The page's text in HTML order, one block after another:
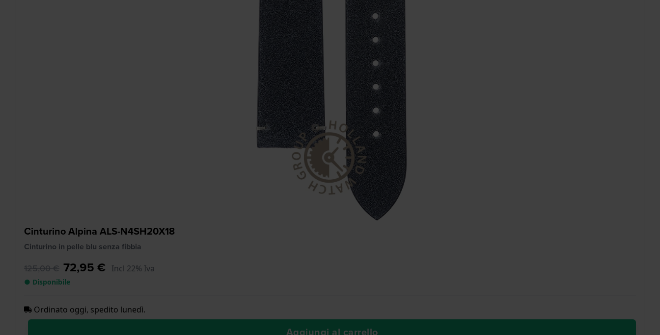
Cinturino Alpina ALS-N4SH20X18
Cinturino in pelle blu senza fibbia
125,00 € 72,95 € Incl 22% Iva
● Disponibile
Ordinato oggi, spedito lunedì.